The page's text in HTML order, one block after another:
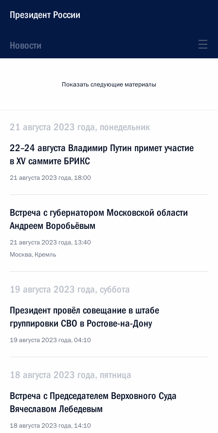
Президент России
Новости
Показать следующие материалы
21 августа 2023 года, понедельник
22–24 августа Владимир Путин примет участие
в XV саммите БРИКС
21 августа 2023 года, 18:00
Встреча с губернатором Московской области
Андреем Воробьёвым
21 августа 2023 года, 13:40
Москва, Кремль
19 августа 2023 года, суббота
Президент провёл совещание в штабе
группировки СВО в Ростове-на-Дону
19 августа 2023 года, 04:10
18 августа 2023 года, пятница
Встреча с Председателем Верховного Суда
Вячеславом Лебедевым
18 августа 2023 года, 14:10